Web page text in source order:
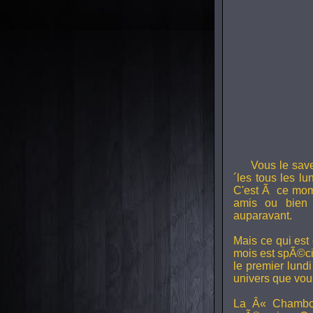
Vous le
´les tous les
C'est Ã ce
amis ou bien
auparavant.
Mais ce qui est
mois est
le premier
univers que
La Â«